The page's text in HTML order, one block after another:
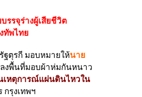
รรจุร่างผู้เสียชีวิต
ทัพไทย
ตุรกี มอบหมายให้นาย
ลงพื้นที่มอบผ้าห่มกันหนาว
เหตุการณ์แผ่นดินไหวใน
รุงเทพฯ